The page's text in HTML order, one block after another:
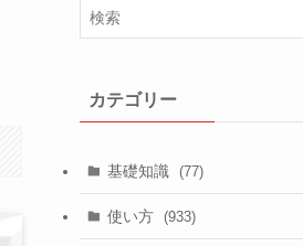
カテゴリー
基礎知識 (77)
使い方 (933)